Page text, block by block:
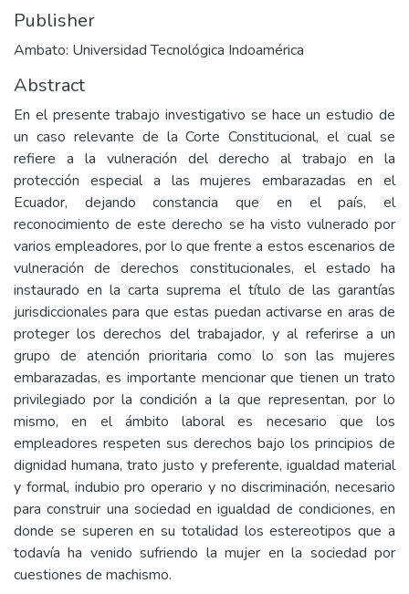
Publisher
Ambato: Universidad Tecnológica Indoamérica
Abstract
En el presente trabajo investigativo se hace un estudio de
un caso relevante de la Corte Constitucional, el cual se
refiere a la vulneración del derecho al trabajo en la
protección especial a las mujeres embarazadas en el
Ecuador, dejando constancia que en el país, el
reconocimiento de este derecho se ha visto vulnerado por
varios empleadores, por lo que frente a estos escenarios de
vulneración de derechos constitucionales, el estado ha
instaurado en la carta suprema el título de las garantías
jurisdiccionales para que estas puedan activarse en aras de
proteger los derechos del trabajador, y al referirse a un
grupo de atención prioritaria como lo son las mujeres
embarazadas, es importante mencionar que tienen un trato
privilegiado por la condición a la que representan, por lo
mismo, en el ámbito laboral es necesario que los
empleadores respeten sus derechos bajo los principios de
dignidad humana, trato justo y preferente, igualdad material
y formal, indubio pro operario y no discriminación, necesario
para construir una sociedad en igualdad de condiciones, en
donde se superen en su totalidad los estereotipos que a
todavía ha venido sufriendo la mujer en la sociedad por
cuestiones de machismo.